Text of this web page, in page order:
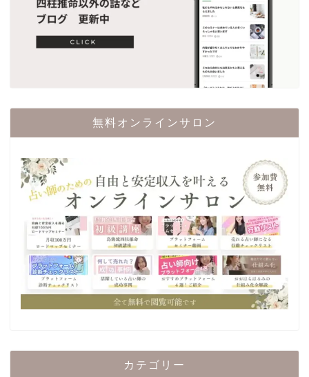
無料オンラインサロン
カテゴリー